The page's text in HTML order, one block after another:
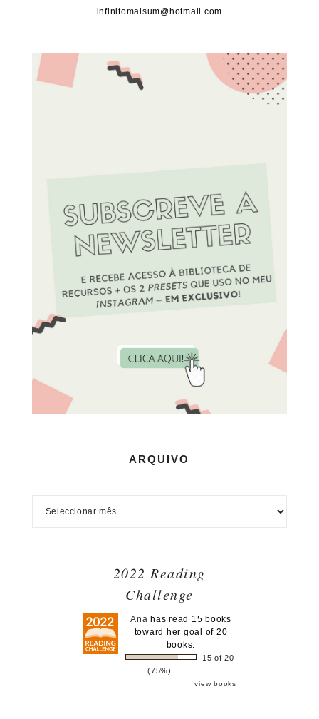
infinitomaisum@hotmail.com
ARQUIVO
2022 Reading
Challenge
Ana has read 15 books
toward her goal of 20
books.
15 of 20
(75%)
view books